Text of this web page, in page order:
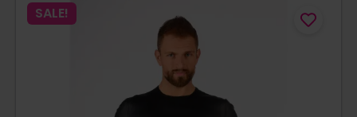
SALE!